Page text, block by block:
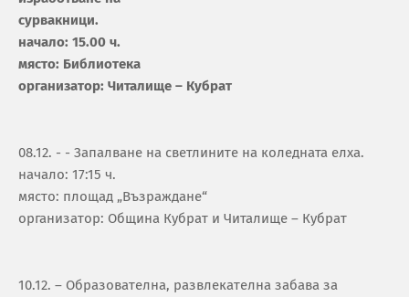
сурвакници.
начало: 15.00 ч.
място: Библиотека
организатор: Читалище – Кубрат
08.12. - - Запалване на светлините на коледната елха.
начало: 17:15 ч.
място: площад „Възраждане“
организатор: Община Кубрат и Читалище – Кубрат
10.12. – Образователна, развлекателна забава за